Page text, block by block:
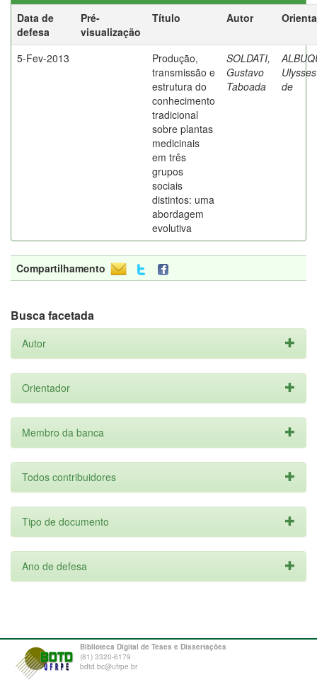
Data de
defesa
Pré-
visualização
Título Autor
5-Fev-2013
Produção,
transmissão e
estrutura do
conhecimento
tradicional
sobre plantas
medicinais
em três
grupos
sociais
distintos: uma
abordagem
evolutiva
SOLDATI,
Gustavo
Taboada
de
Compartilhamento
Busca facetada
Autor
Orientador
Membro da banca
Todos contribuidores
Tipo de documento
Ano de defesa
Biblioteca Digital de Teses e Dissertações
(81) 3320-6179
bdtd.bc@ufrpe.br